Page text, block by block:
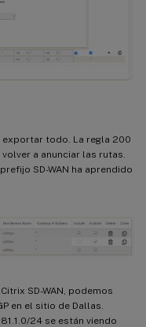
todo. La regla 200
a anunciar las rutas.
SD-WAN ha aprendido
SD-WAN, podemos
en el sitio de Dallas.
24 se están viendo